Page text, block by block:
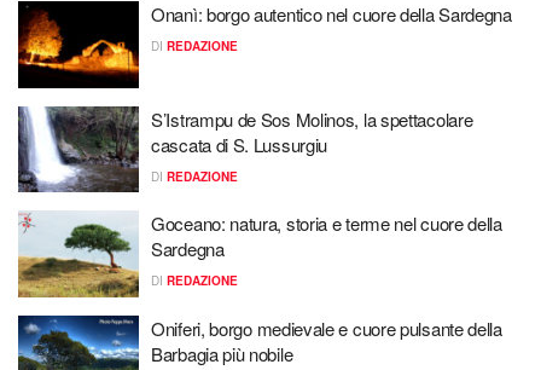
Onanì: borgo autentico nel cuore della Sardegna
DI REDAZIONE
S’Istrampu de Sos Molinos, la spettacolare
cascata di S. Lussurgiu
DI REDAZIONE
Goceano: natura, storia e terme nel cuore della
Sardegna
DI REDAZIONE
Oniferi, borgo medievale e cuore pulsante della
Barbagia più nobile